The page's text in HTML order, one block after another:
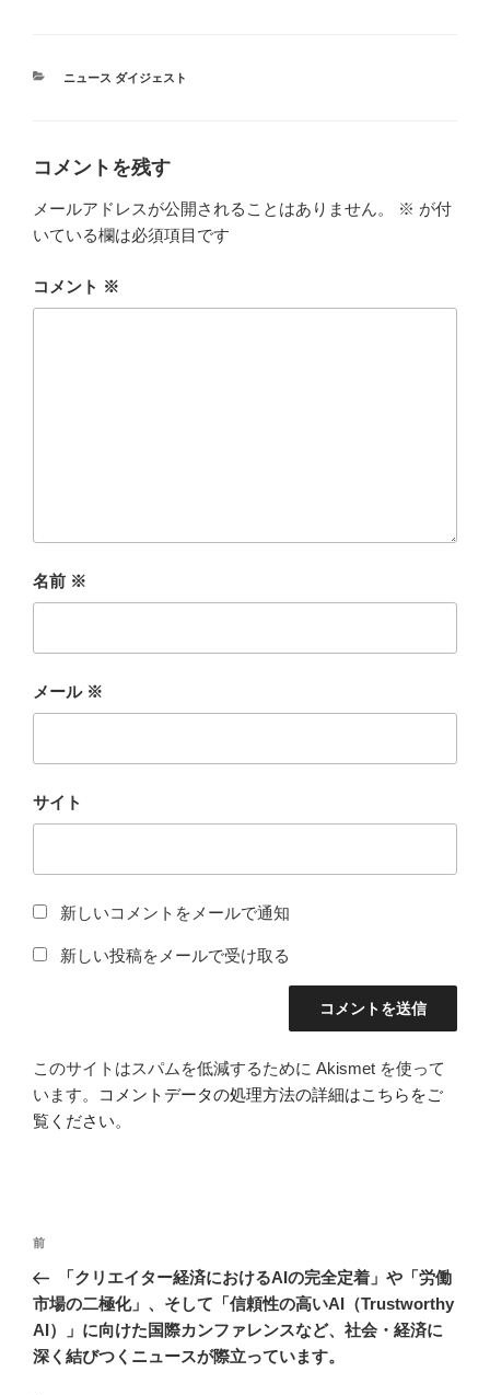
カ
ニュース ダイジェスト
コメントを残す
メールアドレスが公開されることはありません。 ※ が付
いている欄は必須項目です
コメント ※
名前 ※
メール ※
サイト
新しいコメントをメールで通知
新しい投稿をメールで受け取る
このサイトはスパムを低減するために Akismet を使って
います。
コメントデータの処理方法の詳細はこちらをご
覧ください。
投
ナ
ビ
ゲ
前
の
投
稿
前
「クリエイター経済におけるAIの完全定着」や「労働
市場の二極化」、そして「信頼性の高いAI（Trustworthy
AI）」に向けた国際カンファレンスなど、社会・経済に
深く結びつくニュースが際立っています。